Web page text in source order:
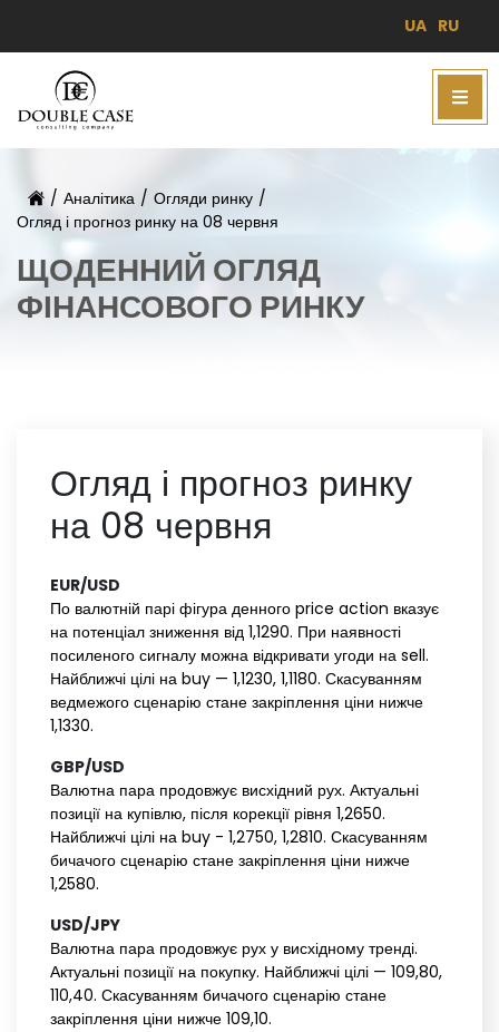
UA RU
/ Аналітика / Огляди ринку /
Огляд і прогноз ринку на 08 червня
ЩОДЕННИЙ ОГЛЯД
ФІНАНСОВОГО РИНКУ
Огляд і прогноз ринку
на 08 червня
EUR/USD‌ ‌
По валютній парі фігура денного price action вказує
на потенціал зниження від 1,1290. При наявності
посиленого сигналу можна відкривати угоди на sell.
Найближчі цілі на buy — 1,1230, 1,1180. Скасуванням
ведмежого сценарію стане закріплення ціни нижче
1,1330.
GBP/USD‌ ‌
Валютна пара продовжує висхідний рух. Актуальні
позиції на купівлю, після корекції рівня 1,2650.
Найближчі цілі на buy - 1,2750, 1,2810. Скасуванням
бичачого сценарію стане закріплення ціни нижче
1,2580.
USD/JPY‌ ‌
Валютна пара продовжує рух у висхідному тренді.
Актуальні позиції на покупку. Найближчі цілі — 109,80,
110,40. Скасуванням бичачого сценарію стане
закріплення ціни нижче 109,10.